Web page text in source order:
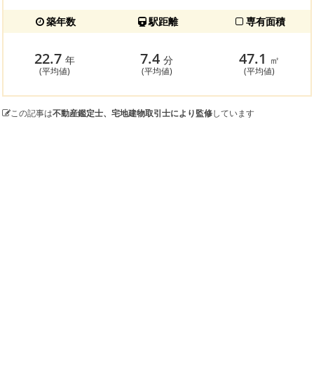
築年数 駅距離 専有面積
22.7 年
(平均値)
7.4分
(平均値)
47.1 ㎡
(平均値)
この記事は不動産鑑定士、宅地建物取引士により監修しています